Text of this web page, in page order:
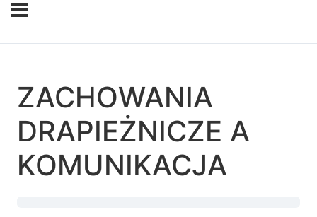
ZACHOWANIA
DRAPIEŻNICZE A
KOMUNIKACJA